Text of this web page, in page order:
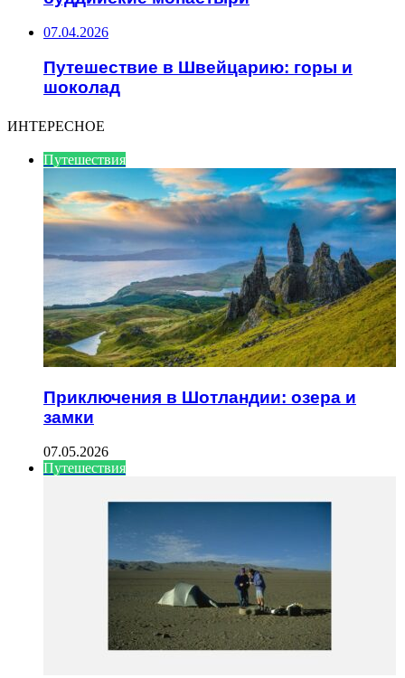
07.04.2026
Путешествие в Швейцарию: горы и
шоколад
ИНТЕРЕСНОЕ
Путешествия
Приключения в Шотландии: озера и
замки
07.05.2026
Путешествия